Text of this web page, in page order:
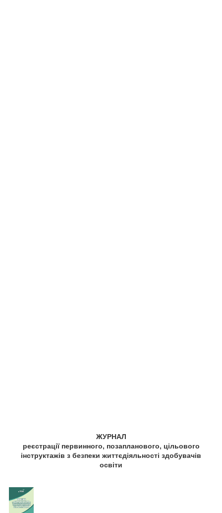
ЖУРНАЛ
реєстрації первинного, позапланового, цільового
інструктажів з безпеки життєдіяльності здобувачів
освіти